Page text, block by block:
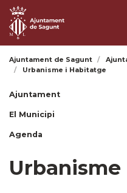
Ajuntament de Sagunt
Urbanisme i Habitatge
Ajuntament
El Municipi
Agenda